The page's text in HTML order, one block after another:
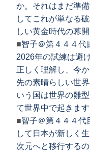
か。それはまだ準
してこれが単なる
しい黄金時代の幕
■智子＠第４４４
2026年の試練は避
正しく理解し、今
先の素晴らしい世
いう国は世界の雛
て世界中で起きま
■智子＠第４４４
して日本が新しく
次元へと移行する